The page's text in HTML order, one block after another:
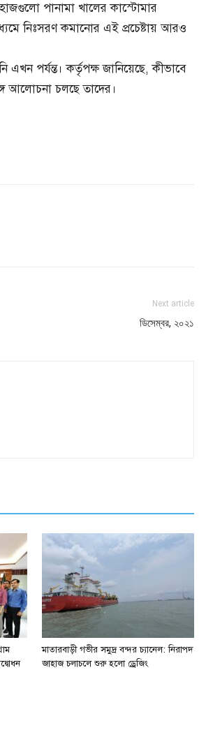
পানামা খালের কাস্টোমার
নিঃসরণ কমানোর এই প্রচেষ্টায় আরও
পর্যন্ত। কর্তৃপক্ষ জানিয়েছে, কীভাবে
আলোচনা চলছে তাদের।
Next article
ডিসেম্বর, ২০২১
মাতারবাড়ী গভীর সমুদ্র বন্দর চ্যানেল: নিরাপদ
জাহাজ চলাচলে শুরু হলো ড্রেজিং